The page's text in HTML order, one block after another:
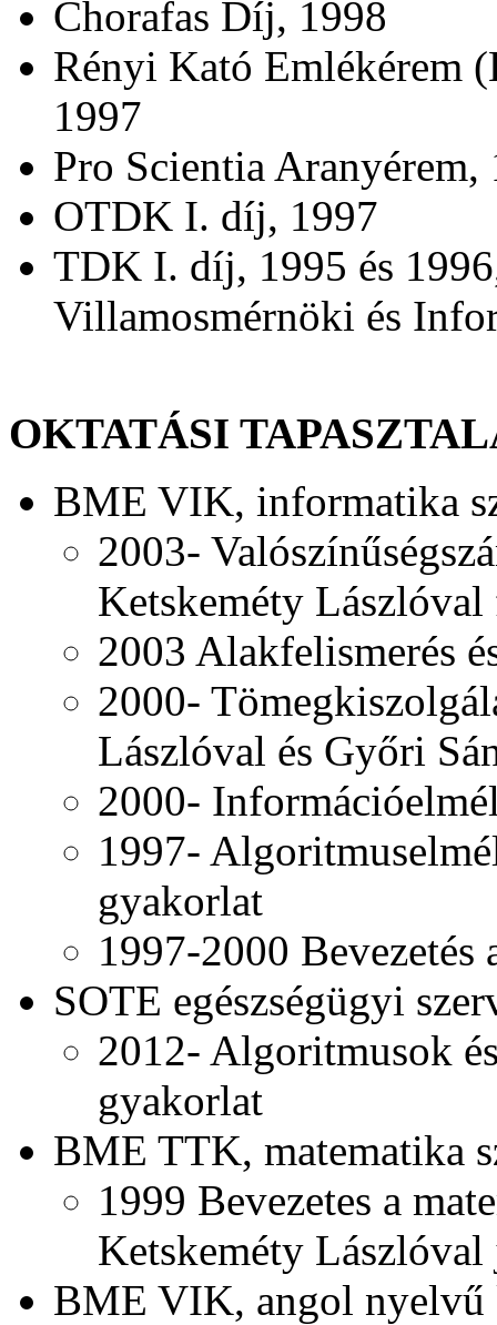
Chorafas Díj, 1998
Rényi Kató Emlékérem
1997
Pro Scientia Aranyérem,
OTDK I. díj, 1997
TDK I. díj, 1995 és
Villamosmérnöki és
OKTATÁSI
BME VIK, informatika
2003-
Ketskeméty
2003 Alakfelismerés
2000-
Lászlóval és Győri
2000-
1997-
gyakorlat
1997-2000 Bevezetés
SOTE egészségügyi
2012- Algoritmusok
gyakorlat
BME TTK, matematika
1999 Bevezetes a
Ketskeméty
BME VIK, angol nyelvű